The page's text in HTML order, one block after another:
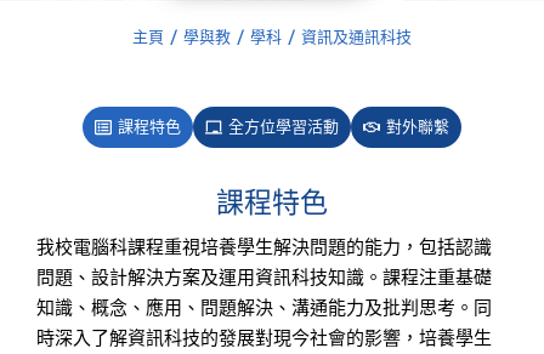
You are here:主頁 學與教 學科 資訊及通訊科技
課程特色 全方位學習活動 對外聯繫
課程特色
我校電腦科課程重視培養學生解決問題的能力，包括認識
問題、設計解決方案及運用資訊科技知識。課程注重基礎
知識、概念、應用、問題解決、溝通能力及批判思考。同
時深入了解資訊科技的發展對現今社會的影響，培養學生